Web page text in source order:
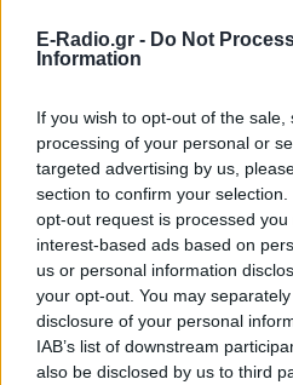
E-Radio.gr - Do Not
Information
If you wish to opt-out of the
processing of your personal or
targeted advertising by us,
section to confirm your
opt-out request is processed
interest-based ads based on
us or personal information
your opt-out. You may
disclosure of your personal
IAB’s list of downstream
also be disclosed by us to third
ΠΡΙΝ 9
σινεμά
Μύκονο
τους
Ο
βίντεο
ΠΡΙΝ 9
Συνεχή
καβγάς